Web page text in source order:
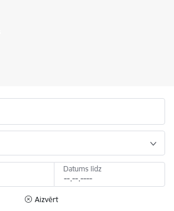
Datums līdz
Aizvērt